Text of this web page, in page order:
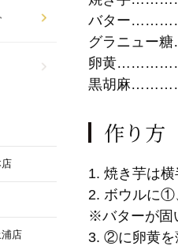
店
バター
グラニュ
卵黄
黒胡麻
作り方
1. 焼き芋は
2. ボウルに①
※バターが固
3. ②に卵黄を